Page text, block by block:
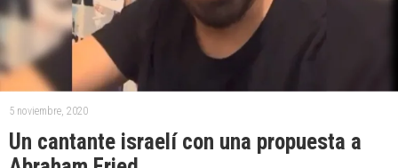
5 noviembre, 2020
Un cantante israelí con una propuesta a